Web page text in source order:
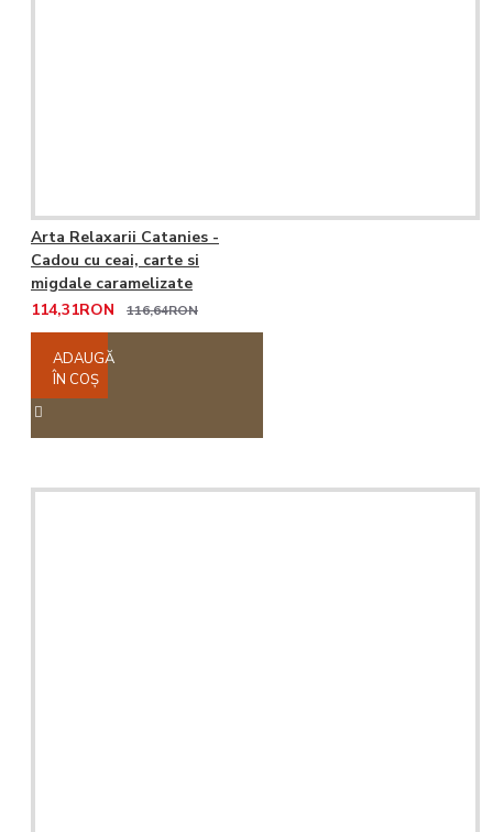
Arta Relaxarii Catanies -
Cadou cu ceai, carte si
migdale caramelizate
114,31RON
116,64RON
ADAUGĂ
ÎN COŞ